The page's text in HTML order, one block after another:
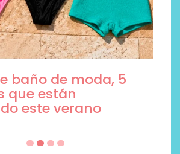
baño de moda, 5
que están
este verano